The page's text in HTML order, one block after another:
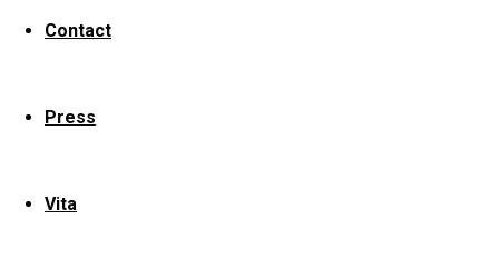
Contact
Press
Vita